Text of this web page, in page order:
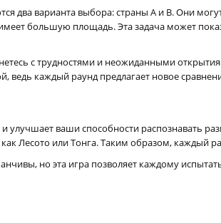
два варианта выбора: страны A и B. Они
большую площадь. Эта задача может
с трудностями и неожиданными
ведь каждый раунд предлагает новое
улучшает ваши способности распознавать
Лесото или Тонга. Таким образом, каждый
но эта игра позволяет каждому